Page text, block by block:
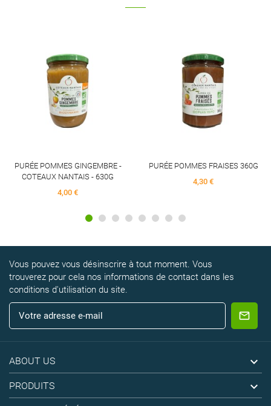
PURÉE POMMES GINGEMBRE -
COTEAUX NANTAIS - 630G
4,00 €
PURÉE POMMES FRAISES 360G
4,30 €
Vous pouvez vous désinscrire à tout moment. Vous
trouverez pour cela nos informations de contact dans les
conditions d'utilisation du site.
ABOUT US 
PRODUITS 